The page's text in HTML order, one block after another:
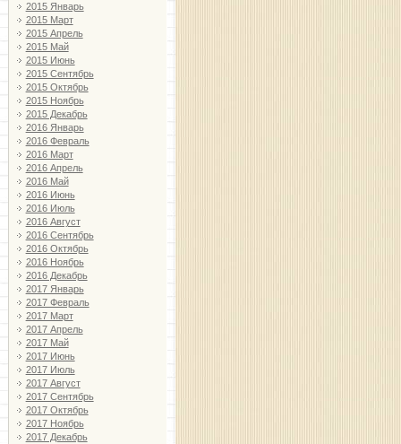
2015 Январь
2015 Март
2015 Апрель
2015 Май
2015 Июнь
2015 Сентябрь
2015 Октябрь
2015 Ноябрь
2015 Декабрь
2016 Январь
2016 Февраль
2016 Март
2016 Апрель
2016 Май
2016 Июнь
2016 Июль
2016 Август
2016 Сентябрь
2016 Октябрь
2016 Ноябрь
2016 Декабрь
2017 Январь
2017 Февраль
2017 Март
2017 Апрель
2017 Май
2017 Июнь
2017 Июль
2017 Август
2017 Сентябрь
2017 Октябрь
2017 Ноябрь
2017 Декабрь